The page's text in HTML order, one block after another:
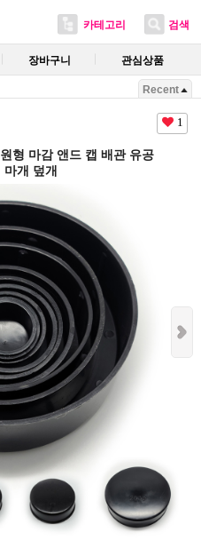
카테고리 검색
장바구니 관심상품
Recent
1
형 마감 앤드 캡 배관 유공
마개 덮개